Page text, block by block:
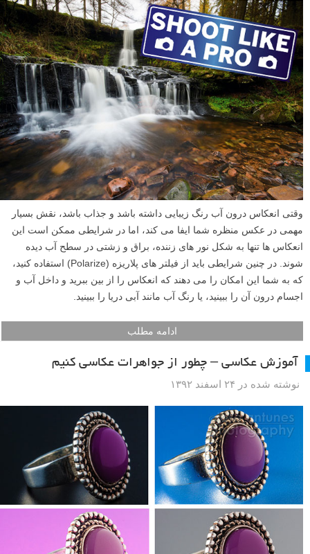
وقتی انعکاس درون آب رنگ زیبایی داشته باشد و جذاب باشد، نقش بسیار
مهمی در عکس منظره شما ایفا می کند، اما در شرایطی ممکن است این
انعکاس ها تنها به شکل نور های زننده، براق و زشتی در سطح آب دیده
شوند. در چنین شرایطی باید از فیلتر های پلاریزه (Polarize) استفاده کنید،
که به شما این امکان را می دهند که انعکاس را از بین ببرید و داخل آب و
اجسام درون آن را ببینید، یا رنگ آب مانند آبی دریا را ببینید.
ادامه مطلب
آموزش عکاسی – چطور از جواهرات عکاسی کنیم
نوشته شده در ۲۴ اسفند ۱۳۹۲